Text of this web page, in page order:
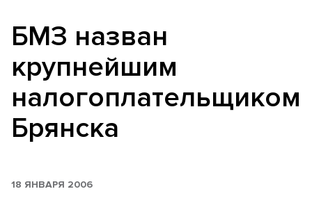
БМЗ назван
крупнейшим
налогоплательщиком
Брянска
18 ЯНВАРЯ 2006